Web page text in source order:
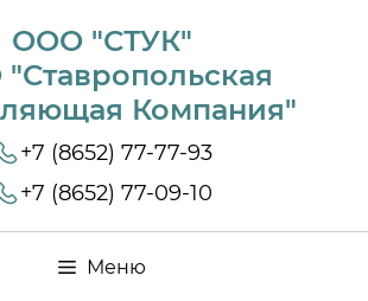
ООО "СТУК"
Компания"
+7 (8652) 77-77-93
+7 (8652) 77-09-10
Меню